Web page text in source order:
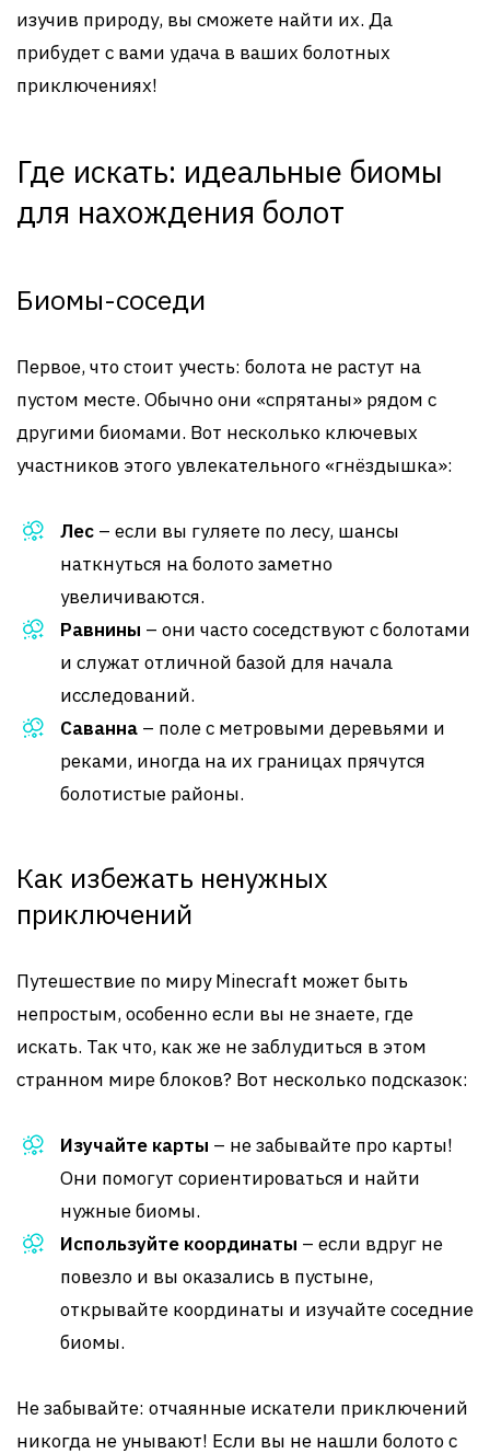
изучив природу, вы сможете найти их. Да
прибудет с вами удача в ваших болотных
приключениях!
Где искать: идеальные биомы
для нахождения болот
Биомы-соседи
Первое, что стоит учесть: болота не растут на
пустом месте. Обычно они «спрятаны» рядом с
другими биомами. Вот несколько ключевых
участников этого увлекательного «гнёздышка»:
Лес – если вы гуляете по лесу, шансы
наткнуться на болото заметно
увеличиваются.
Равнины – они часто соседствуют с болотами
и служат отличной базой для начала
исследований.
Саванна – поле с метровыми деревьями и
реками, иногда на их границах прячутся
болотистые районы.
Как избежать ненужных
приключений
Путешествие по миру Minecraft может быть
непростым, особенно если вы не знаете, где
искать. Так что, как же не заблудиться в этом
странном мире блоков? Вот несколько подсказок:
Изучайте карты – не забывайте про карты!
Они помогут сориентироваться и найти
нужные биомы.
Используйте координаты – если вдруг не
повезло и вы оказались в пустыне,
открывайте координаты и изучайте соседние
биомы.
Не забывайте: отчаянные искатели приключений
никогда не унывают! Если вы не нашли болото с